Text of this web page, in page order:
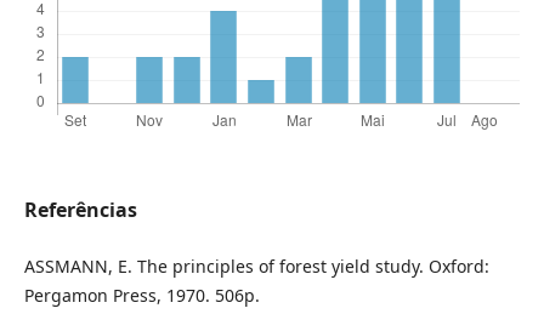
Referências
ASSMANN, E. The principles of forest yield study. Oxford:
Pergamon Press, 1970. 506p.